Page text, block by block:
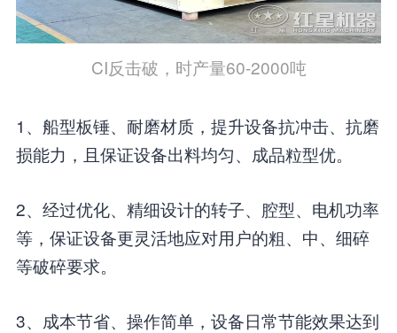
CI反击破，时产量60-2000吨
1、船型板锤、耐磨材质，提升设备抗冲击、抗磨
损能力，且保证设备出料均匀、成品粒型优。
2、经过优化、精细设计的转子、腔型、电机功率
等，保证设备更灵活地应对用户的粗、中、细碎
等破碎要求。
3、成本节省、操作简单，设备日常节能效果达到